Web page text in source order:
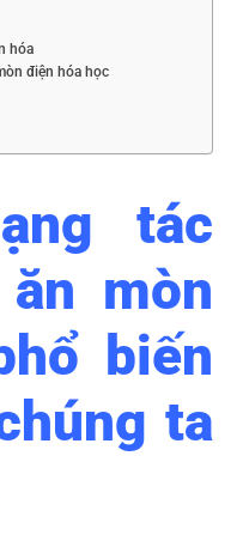
hóa
điện hóa học
tác
mòn
biến
ta